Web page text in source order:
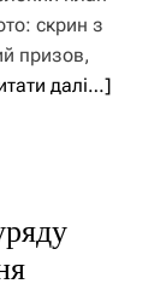
скрин з
призов,
далі…]